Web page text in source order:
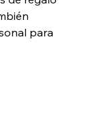
para